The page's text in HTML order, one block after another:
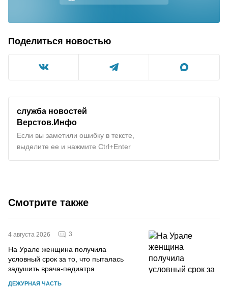
Поделиться новостью
служба новостей
Верстов.Инфо
Если вы заметили ошибку в тексте,
выделите ее и нажмите Ctrl+Enter
Смотрите также
4 августа 2026 3
На Урале женщина получила
условный срок за то, что пыталась
задушить врача-педиатра
ДЕЖУРНАЯ ЧАСТЬ